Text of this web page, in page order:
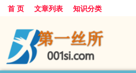
首 页 文章列表 知识分类